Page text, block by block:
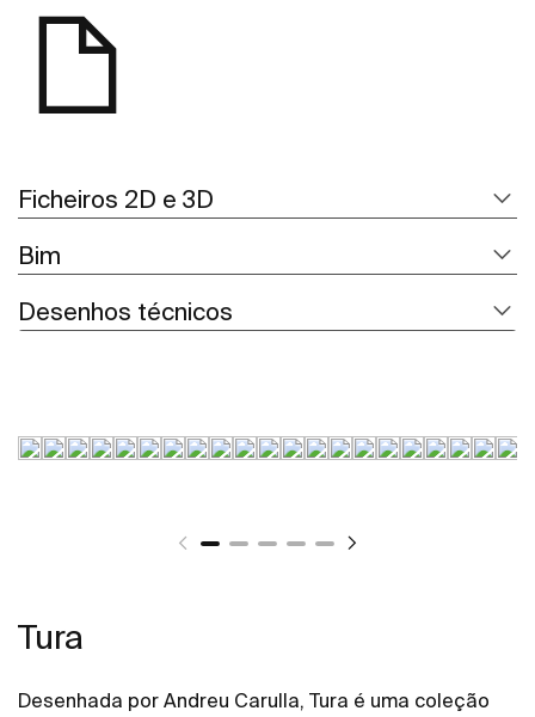
Ficheiros 2D e 3D
Bim
Desenhos técnicos
Tura
Desenhada por Andreu Carulla, Tura é uma coleção